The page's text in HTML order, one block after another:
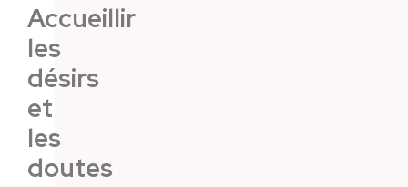
Accueillir
les
désirs
et
les
doutes